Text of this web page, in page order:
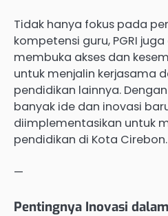
Tidak hanya fokus pada
kompetensi guru, PGRI
membuka akses dan
untuk menjalin kerjasama
pendidikan lainnya.
banyak ide dan inovasi
diimplementasikan untuk
pendidikan di Kota Cirebon.
—
Pentingnya Inovasi